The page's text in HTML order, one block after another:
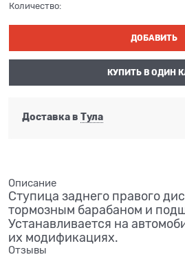
Количество:
ДОБАВИТЬ
КУПИТЬ В ОДИН
Доставка в Тула
Описание
Ступица заднего правого
тормозным барабаном и
Устанавливается на
их модификациях.
Отзывы